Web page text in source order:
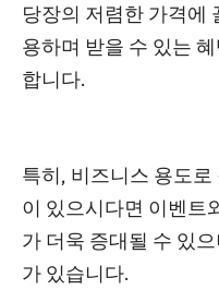
당장의 저렴한 가격에
용하며 받을 수 있는
합니다.
특히, 비즈니스 용도로
이 있으시다면 이벤트
가 더욱 증대될 수 있
가 있습니다.